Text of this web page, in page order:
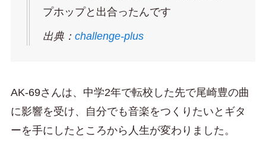
プホップと出合ったんです
出典： challenge-plus
AK-69さんは、中学2年で転校した先で尾崎豊の曲
に影響を受け、自分でも音楽をつくりたいとギタ
ーを手にしたところから人生が変わりました。